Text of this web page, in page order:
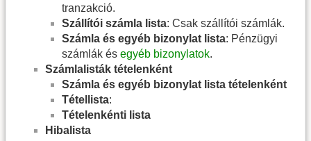
tranzakció.
Szállítói számla lista: Csak szállítói számlák.
Számla és egyéb bizonylat lista: Pénzügyi
számlák és egyéb bizonylatok.
Számlalisták tételenként
Számla és egyéb bizonylat lista tételenként
Tétellista:
Tételenkénti lista
Hibalista